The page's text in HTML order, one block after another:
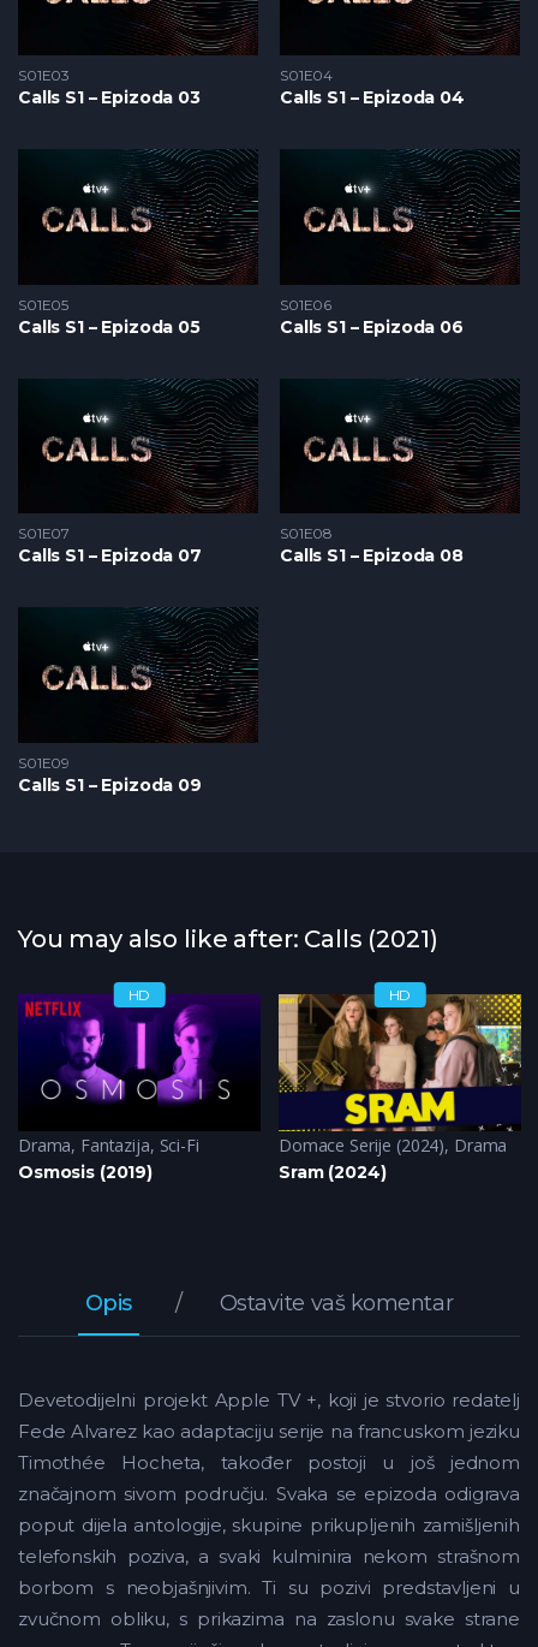
S01E03
Calls S1 – Epizoda 03
S01E04
Calls S1 – Epizoda 04
S01E05
Calls S1 – Epizoda 05
S01E06
Calls S1 – Epizoda 06
S01E07
Calls S1 – Epizoda 07
S01E08
Calls S1 – Epizoda 08
S01E09
Calls S1 – Epizoda 09
You may also like after: Calls (2021)
HD
Drama, Fantazija, Sci-Fi
Osmosis (2019)
HD
Domace Serije (2024), Drama
Sram (2024)
Opis Ostavite vaš komentar
Devetodijelni projekt Apple TV +, koji je stvorio redatelj
Fede Alvarez kao adaptaciju serije na francuskom jeziku
Timothée Hocheta, također postoji u još jednom
značajnom sivom području. Svaka se epizoda odigrava
poput dijela antologije, skupine prikupljenih zamišljenih
telefonskih poziva, a svaki kulminira nekom strašnom
borbom s neobjašnjivim. Ti su pozivi predstavljeni u
zvučnom obliku, s prikazima na zaslonu svake strane